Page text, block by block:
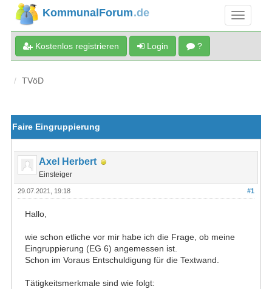
KommunalForum.de
Kostenlos registrieren Login ?
TVöD
Faire Eingruppierung
Axel Herbert
Einsteiger
#1
29.07.2021, 19:18
Hallo,
wie schon etliche vor mir habe ich die Frage, ob meine
Eingruppierung (EG 6) angemessen ist.
Schon im Voraus Entschuldigung für die Textwand.
Tätigkeitsmerkmale sind wie folgt: